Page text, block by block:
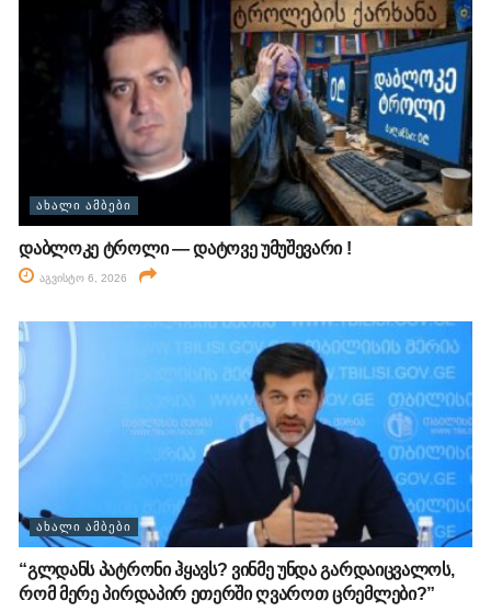
ᲐᲮᲐᲚᲘ ᲐᲛᲑᲔᲑᲘ
დაბლოკე ტროლი — დატოვე უმუშევარი !
აგვისტო 6, 2026
ᲐᲮᲐᲚᲘ ᲐᲛᲑᲔᲑᲘ
“გლდანს პატრონი ჰყავს? ვინმე უნდა გარდაიცვალოს,
რომ მერე პირდაპირ ეთერში ღვაროთ ცრემლები?”